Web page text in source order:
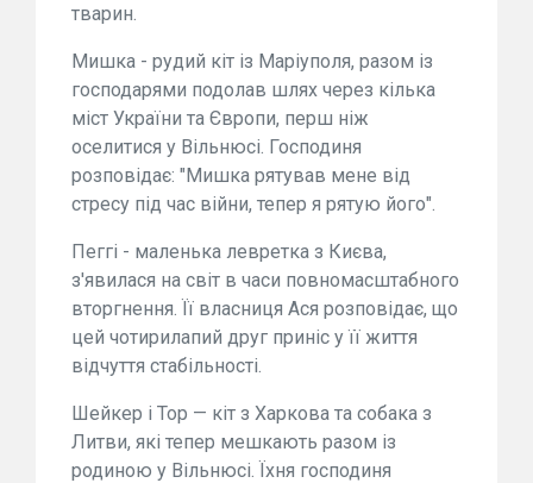
тварин.
Мишка - рудий кіт із Маріуполя, разом із
господарями подолав шлях через кілька
міст України та Європи, перш ніж
оселитися у Вільнюсі. Господиня
розповідає: "Мишка рятував мене від
стресу під час війни, тепер я рятую його".
Пеггі - маленька левретка з Києва,
з'явилася на світ в часи повномасштабного
вторгнення. Її власниця Ася розповідає, що
цей чотирилапий друг приніс у її життя
відчуття стабільності.
Шейкер і Тор — кіт з Харкова та собака з
Литви, які тепер мешкають разом із
родиною у Вільнюсі. Їхня господиня